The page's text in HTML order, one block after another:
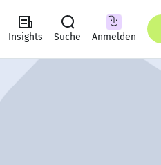
Insights Suche Anmelden